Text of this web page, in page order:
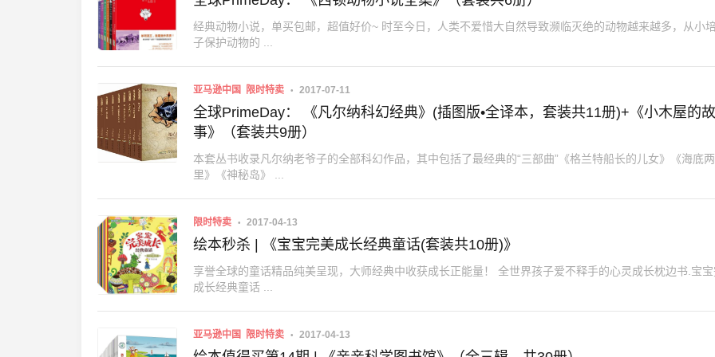
经典动物小说，单买包邮，超值好价~ 时至今日，人类不爱惜大自然导致濒临灭绝的动物越来越多，从小
子保护动物的 ...
亚马逊中国 限时特卖 2017-07-11
全球PrimeDay： 《凡尔纳科幻经典》(插图版•全译本，套装共11册)+《小木屋的故
事》（套装共9册）
本套丛书收录凡尔纳老爷子的全部科幻作品，其中包括了最经典的“三部曲”《格兰特船长的儿女》《海底
里》《神秘岛》 ...
限时特卖 2017-04-13
绘本秒杀 | 《宝宝完美成长经典童话(套装共10册)》
享誉全球的童话精品纯美呈现，大师经典中收获成长正能量！ 全世界孩子爱不释手的心灵成长枕边书.宝
成长经典童话 ...
亚马逊中国 限时特卖 2017-04-13